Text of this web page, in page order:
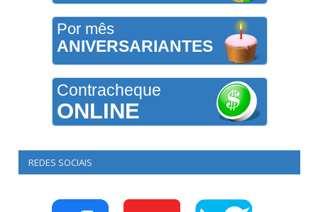
Por mês
ANIVERSARIANTES
Contracheque
ONLINE
REDES SOCIAIS